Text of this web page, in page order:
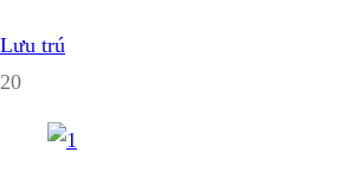
Lưu trú
20